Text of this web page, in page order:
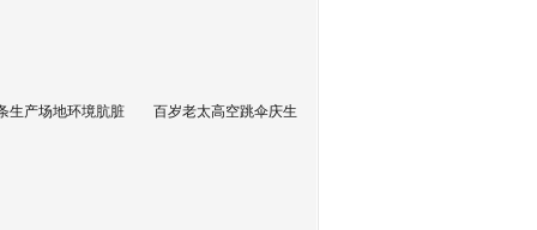
生产场地环境肮脏 百岁老太高空跳伞庆生